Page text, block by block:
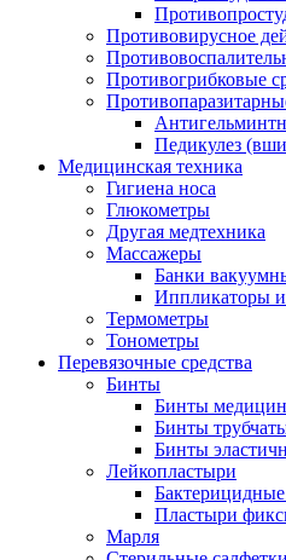
Противовирусное
Противогрибковые
Педикулез
Медицинская техника
Гигиена носа
Глюкометры
Другая медтехника
Массажеры
Банки
Иппликаторы
Термометры
Тонометры
Перевязочные средства
Бинты
Бинты
Бинты
Бинты
Лейкопластыри
Пластыри
Марля